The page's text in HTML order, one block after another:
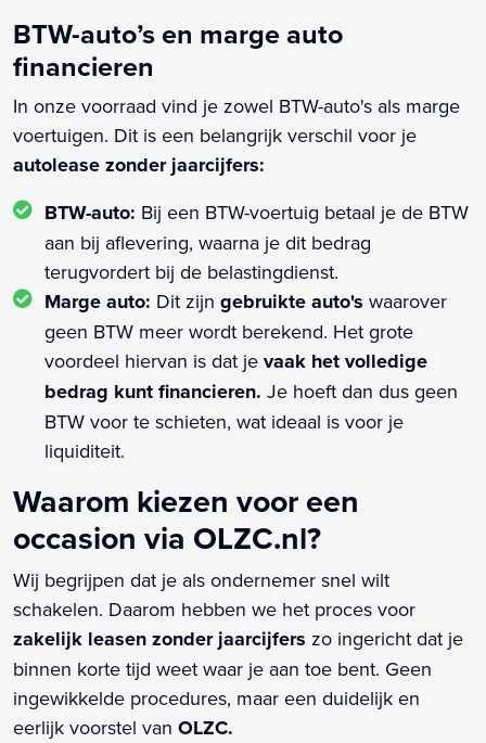
BTW-auto’s en marge auto
financieren
In onze voorraad vind je zowel BTW-auto's als marge
voertuigen. Dit is een belangrijk verschil voor je
autolease zonder jaarcijfers:
BTW-auto: Bij een BTW-voertuig betaal je de BTW
aan bij aflevering, waarna je dit bedrag
terugvordert bij de belastingdienst.
Marge auto: Dit zijn gebruikte auto's waarover
geen BTW meer wordt berekend. Het grote
voordeel hiervan is dat je vaak het volledige
bedrag kunt financieren. Je hoeft dan dus geen
BTW voor te schieten, wat ideaal is voor je
liquiditeit.
Waarom kiezen voor een
occasion via OLZC.nl?
Wij begrijpen dat je als ondernemer snel wilt
schakelen. Daarom hebben we het proces voor
zakelijk leasen zonder jaarcijfers zo ingericht dat je
binnen korte tijd weet waar je aan toe bent. Geen
ingewikkelde procedures, maar een duidelijk en
eerlijk voorstel van OLZC.